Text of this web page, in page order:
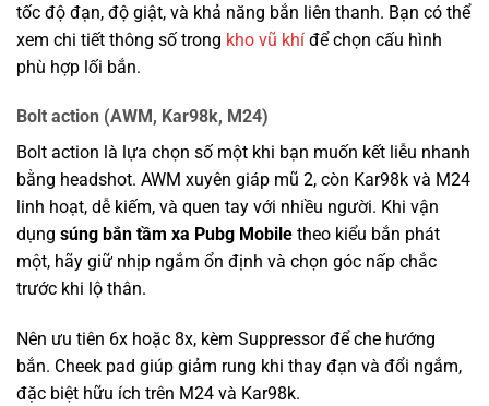
tốc độ đạn, độ giật, và khả năng bắn liên thanh. Bạn có thể
xem chi tiết thông số trong kho vũ khí để chọn cấu hình
phù hợp lối bắn.
Bolt action (AWM, Kar98k, M24)
Bolt action là lựa chọn số một khi bạn muốn kết liễu nhanh
bằng headshot. AWM xuyên giáp mũ 2, còn Kar98k và M24
linh hoạt, dễ kiếm, và quen tay với nhiều người. Khi vận
dụng súng bắn tầm xa Pubg Mobile theo kiểu bắn phát
một, hãy giữ nhịp ngắm ổn định và chọn góc nấp chắc
trước khi lộ thân.
Nên ưu tiên 6x hoặc 8x, kèm Suppressor để che hướng
bắn. Cheek pad giúp giảm rung khi thay đạn và đổi ngắm,
đặc biệt hữu ích trên M24 và Kar98k.